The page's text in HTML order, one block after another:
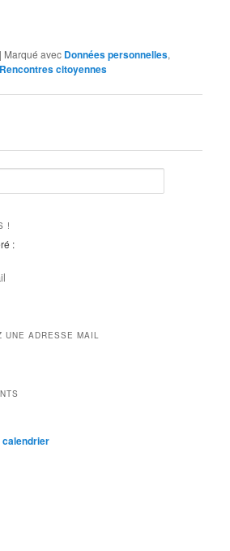
| Marqué avec Données personnelles,
Rencontres citoyennes
!
:
UNE ADRESSE MAIL
calendrier